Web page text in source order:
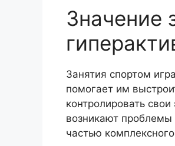
Значение
Занятия спортом
помогает им
контролировать
возникают проблемы
частью